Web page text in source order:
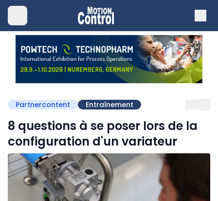
Partnercontent Entraînement
8 questions à se poser lors de la
configuration d'un variateur